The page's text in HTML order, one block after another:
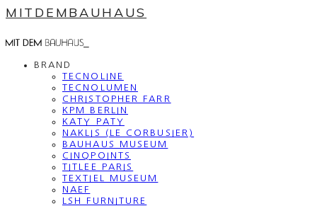
MITDEMBAUHAUS
BRAND
TECNOLINE
TECNOLUMEN
CHRISTOPHER FARR
KPM BERLIN
KATY PATY
NAKLIS (LE CORBUSIER)
BAUHAUS MUSEUM
CINQPOINTS
TITLEE PARIS
TEXTIEL MUSEUM
NAEF
LSH FURNITURE